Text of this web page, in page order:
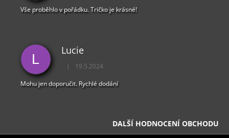
Vše proběhlo v pořádku. Tričko je krásné!
L
Lucie
Hodnocení obchodu je 5 z 5 hvězdiček.
| 19.5.2024
Mohu jen doporučit. Rychlé dodání
DALŠÍ HODNOCENÍ OBCHODU